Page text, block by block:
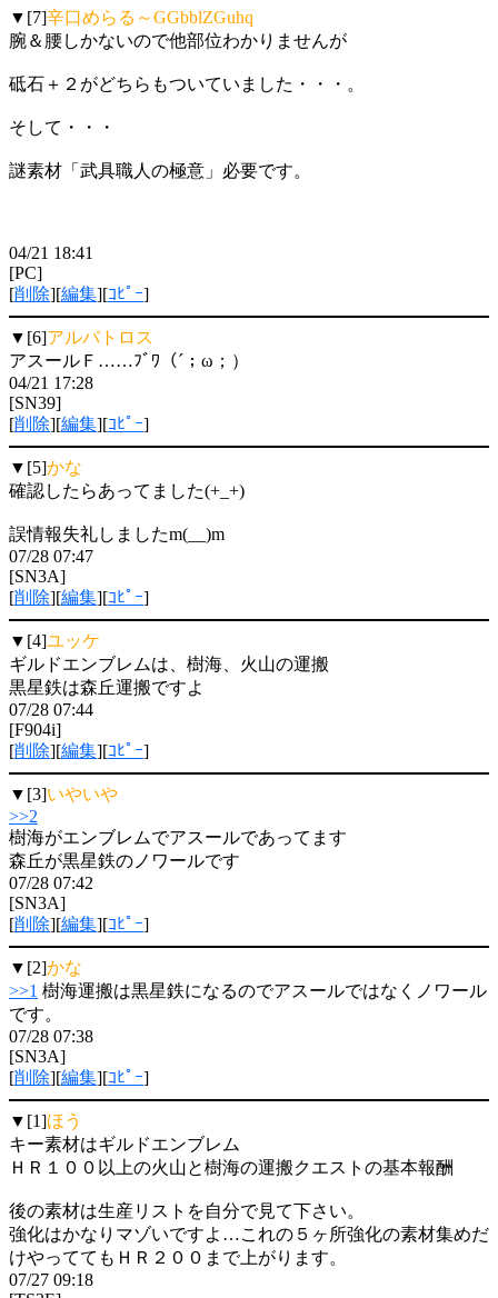
▼[7]辛口めらる～GGbblZGuhq
腕＆腰しかないので他部位わかりませんが
砥石＋２がどちらもついていました・・・。
そして・・・
謎素材「武具職人の極意」必要です。
04/21 18:41
[PC]
[削除][編集][ｺﾋﾟｰ]
▼[6]アルバトロス
アスールＦ……ﾌﾞﾜ（´；ω；）
04/21 17:28
[SN39]
[削除][編集][ｺﾋﾟｰ]
▼[5]かな
確認したらあってました(+_+)
誤情報失礼しましたm(__)m
07/28 07:47
[SN3A]
[削除][編集][ｺﾋﾟｰ]
▼[4]ユッケ
ギルドエンブレムは、樹海、火山の運搬
黒星鉄は森丘運搬ですよ
07/28 07:44
[F904i]
[削除][編集][ｺﾋﾟｰ]
▼[3]いやいや
>>2
樹海がエンブレムでアスールであってます
森丘が黒星鉄のノワールです
07/28 07:42
[SN3A]
[削除][編集][ｺﾋﾟｰ]
▼[2]かな
>>1 樹海運搬は黒星鉄になるのでアスールではなくノワール
です。
07/28 07:38
[SN3A]
[削除][編集][ｺﾋﾟｰ]
▼[1]ほう
キー素材はギルドエンブレム
ＨＲ１００以上の火山と樹海の運搬クエストの基本報酬
後の素材は生産リストを自分で見て下さい。
強化はかなりマゾいですよ…これの５ヶ所強化の素材集めだ
けやっててもＨＲ２００まで上がります。
07/27 09:18